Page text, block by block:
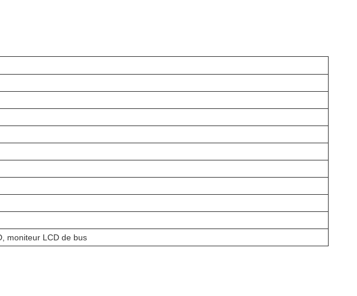
moniteur LCD de bus